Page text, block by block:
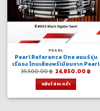
PEARL
Pearl Reference One สแนร์รุ่น
เรือธง โทนเสียงพรีเมียมจาก Pearl
35,500.00฿ Original
price
was:
35,500.00 ฿.
24,850.00 ฿
หยิบใส่ตะกร้า